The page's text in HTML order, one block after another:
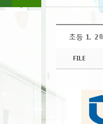
초등 1, 2
FILE